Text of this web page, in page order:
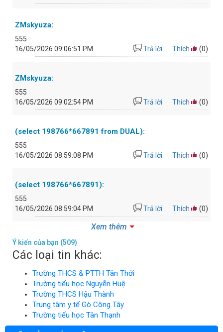
Nghị định 175_2024_NĐ-CP(download)
NĐ 68/2019/NĐ-CP : Về quản lý chi phí đầu tư xây dựng
ZMskyuza:
555
16/05/2026 09:06:51 PM
Thích (0)
Trả lời
ZMskyuza:
555
16/05/2026 09:02:54 PM
Thích (0)
Trả lời
(select 198766*667891 from DUAL):
555
16/05/2026 08:59:08 PM
Thích (0)
Trả lời
(select 198766*667891):
555
16/05/2026 08:59:04 PM
Thích (0)
Trả lời
Xem thêm
Ý kiến của bạn (509)
Các loại tin khác:
Trường THCS & PTTH Tân Thới
Trường tiểu học Nguyễn Huệ
Trường THCS Hậu Thành
Trung tâm y tế Gò Công Tây
Trường tiểu học Tân Thạnh